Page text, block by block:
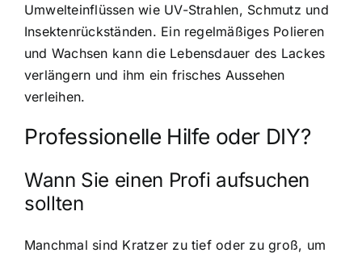
Umwelteinflüssen wie UV-Strahlen, Schmutz und
Insektenrückständen. Ein regelmäßiges Polieren
und Wachsen kann die Lebensdauer des Lackes
verlängern und ihm ein frisches Aussehen
verleihen.
Professionelle Hilfe oder DIY?
Wann Sie einen Profi aufsuchen
sollten
Manchmal sind Kratzer zu tief oder zu groß, um